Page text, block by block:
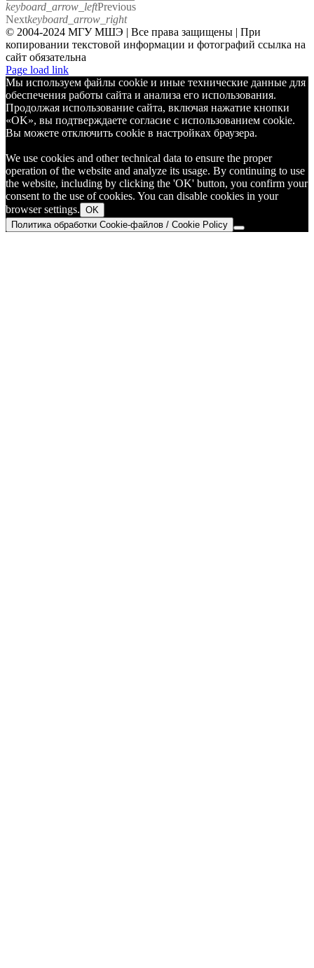
keyboard_arrow_leftPrevious
Nextkeyboard_arrow_right
© 2004-2024 МГУ МШЭ | Все права защищены | При
копировании текстовой информации и фотографий ссылка на
сайт обязательна
Telegram
Page load link
Мы используем файлы cookie и иные технические данные для
обеспечения работы сайта и анализа его использования.
Продолжая использование сайта, включая нажатие кнопки
«OK», вы подтверждаете согласие с использованием cookie.
Вы можете отключить cookie в настройках браузера.
We use cookies and other technical data to ensure the proper
operation of the website and analyze its usage. By continuing to use
the website, including by clicking the 'OK' button, you confirm your
consent to the use of cookies. You can disable cookies in your
browser settings. OK
Политика обработки Cookie-файлов / Cookie Policy